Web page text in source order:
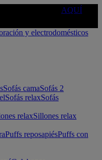
AQUÍ
Sofás camaSofás 2
Sofás relaxSofás
relaxSillones relax
Puffs reposapiésPuffs con